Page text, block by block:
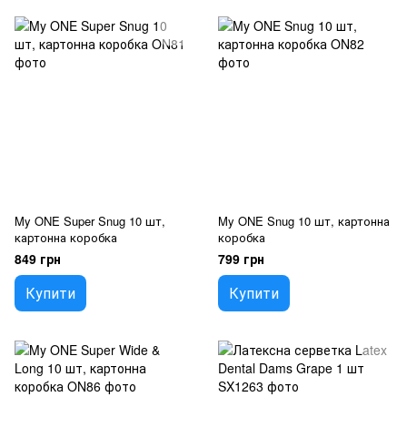
My ONE Super Snug 10 шт,
картонна коробка
849 грн
Купити
My ONE Snug 10 шт, картонна
коробка
799 грн
Купити